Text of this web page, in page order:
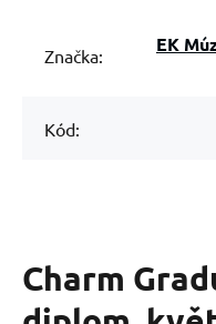
Značka:
EK Múza –
Kód:
Charm